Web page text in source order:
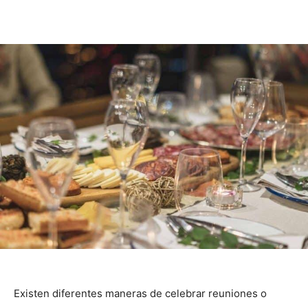
Existen diferentes maneras de celebrar reuniones o